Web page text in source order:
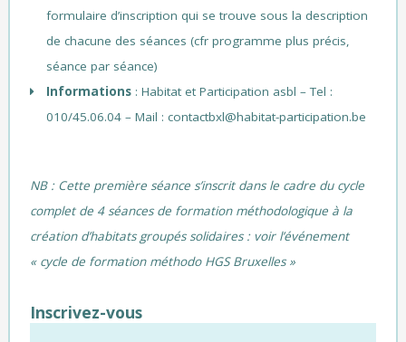
formulaire d’inscription qui se trouve sous la description
de chacune des séances (cfr programme plus précis,
séance par séance)
Informations : Habitat et Participation asbl – Tel :
010/45.06.04 – Mail : contactbxl@habitat-participation.be
NB : Cette première séance s’inscrit dans le cadre du cycle
complet de 4 séances de formation méthodologique à la
création d’habitats groupés solidaires : voir l’événement
« cycle de formation méthodo HGS Bruxelles »
Inscrivez-vous